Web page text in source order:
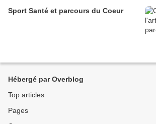
Sport Santé et parcours du Coeur
Hébergé par Overblog
Top articles
Pages